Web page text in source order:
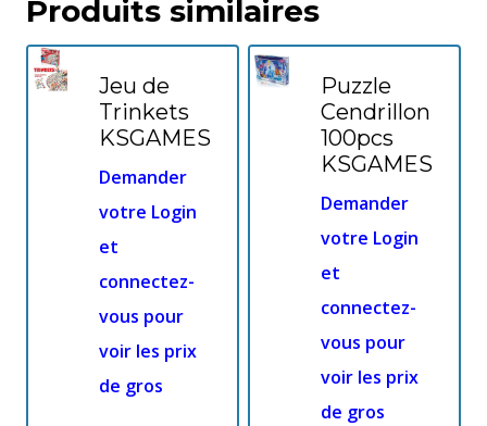
Produits similaires
Jeu de
Trinkets
KSGAMES
Demander
votre Login
et
connectez-
vous pour
voir les prix
de gros
Puzzle
Cendrillon
100pcs
KSGAMES
Demander
votre Login
et
connectez-
vous pour
voir les prix
de gros